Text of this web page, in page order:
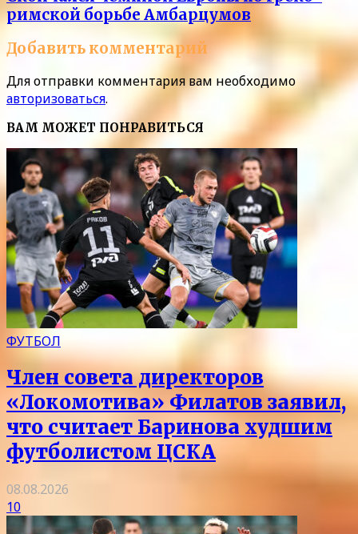
римской борьбе Амбарцумов
Добавить комментарий
Для отправки комментария вам необходимо
авторизоваться.
ВАМ МОЖЕТ ПОНРАВИТЬСЯ
ФУТБОЛ
Член совета директоров
«Локомотива» Филатов заявил,
что считает Баринова худшим
футболистом ЦСКА
08.08.2026
10